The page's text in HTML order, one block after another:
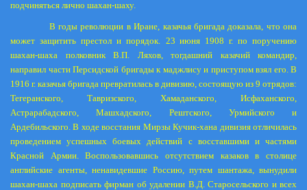
подчиняться лично шахан-шаху.
В годы революции в Иране, казачья бригада доказала, что она
может защитить престол и порядок. 23 июня 1908 г. по поручению
шахан-шаха полковник В.П. Ляхов, тогдашний казачий командир,
направил части Персидской бригады к маджлису и приступом взял его. В
1916 г. казачья бригада превратилась в дивизию, состоящую из 9 отрядов:
Тегеранского, Тавризского, Хамаданского, Исфаханского,
Астрарабадского, Машхадского, Рештского, Урмийского и
Ардебильского. В ходе восстания Мирзы Кучик-хана дивизия отличилась
проведением успешных боевых действий с восставшими и частями
Красной Армии. Воспользовавшись отсутствием казаков в столице
английские агенты, ненавидевшие Россию, путем шантажа, вынудили
шахан-шаха подписать фирман об удалении В.Д. Старосельского и всех